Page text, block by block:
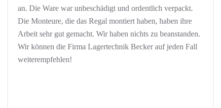
an. Die Ware war unbeschädigt und ordentlich verpackt.
Die Monteure, die das Regal montiert haben, haben ihre
Arbeit sehr gut gemacht. Wir haben nichts zu beanstanden.
Wir können die Firma Lagertechnik Becker auf jeden Fall
weiterempfehlen!